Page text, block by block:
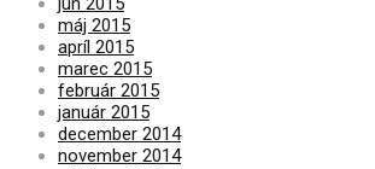
máj 2015
apríl 2015
marec 2015
február 2015
január 2015
december 2014
november 2014